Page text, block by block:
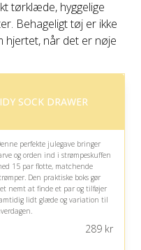
tørklæde, hyggelige
Behageligt tøj er ikke
hjertet, når det er nøje
SOCK DRAWER
perfekte julegave bringer
og orden ind i strømpeskuffen
15 par flotte, matchende
Den praktiske boks gør
nemt at finde et par og tilføjer
lidt glæde og variation til
289kr